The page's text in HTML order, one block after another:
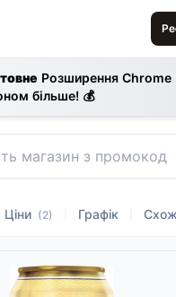
L
1
S
R
0
цін і знижки
Розширення Chrome
більше! 💰
Ціни (2) Графік